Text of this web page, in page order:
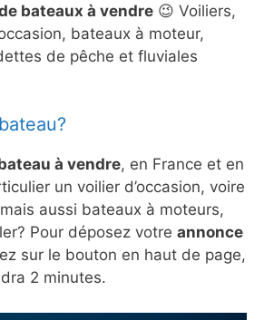
bateaux à vendre 😉 Voiliers,
bateaux à moteur,
de pêche et fluviales
à vendre, en France et en
un voilier d’occasion, voire
aussi bateaux à moteurs,
Pour déposez votre annonce
sur le bouton en haut de page,
2 minutes.